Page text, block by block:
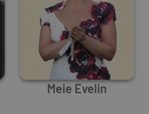
Meie Evelin